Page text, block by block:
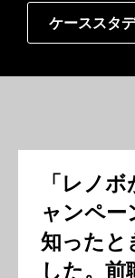
ケーススタ
「レノ
ャンペ
知ったと
した。